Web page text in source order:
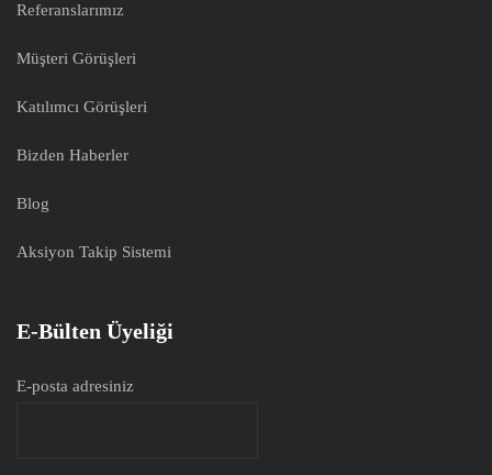
Referanslarımız
Müşteri Görüşleri
Katılımcı Görüşleri
Bizden Haberler
Blog
Aksiyon Takip Sistemi
E-Bülten Üyeliği
E-posta adresiniz